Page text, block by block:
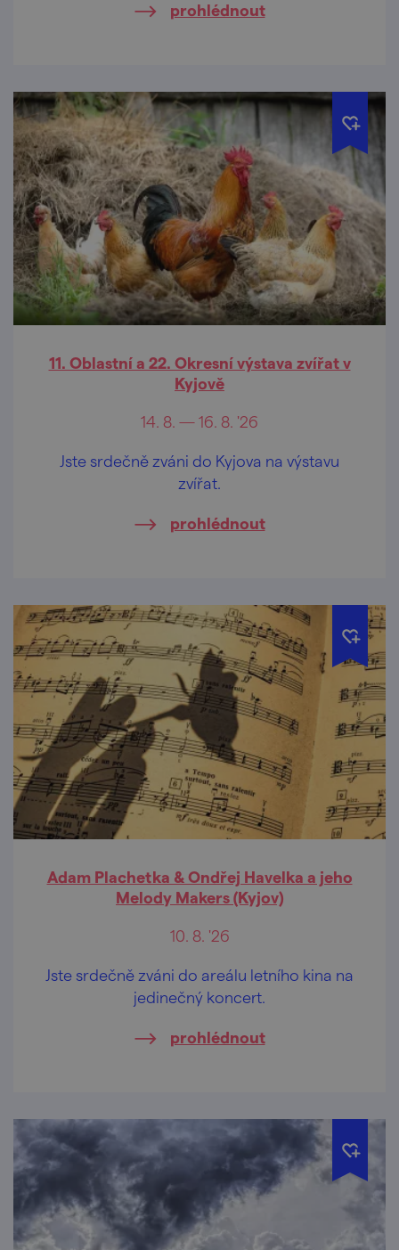
prohlédnout
11. Oblastní a 22. Okresní výstava zvířat v
Kyjově
14. 8. — 16. 8. '26
Jste srdečně zváni do Kyjova na výstavu
zvířat.
prohlédnout
Adam Plachetka & Ondřej Havelka a jeho
Melody Makers (Kyjov)
10. 8. '26
Jste srdečně zváni do areálu letního kina na
jedinečný koncert.
prohlédnout